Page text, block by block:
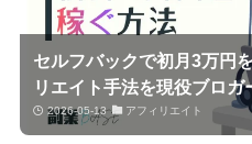
セルフバックで初月3万円
リエイト手法を現役ブロガ
2026-05-13 アフィリエイト